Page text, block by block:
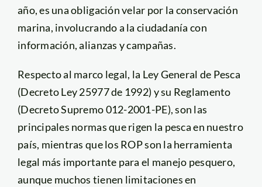
año, es una obligación velar por la conservación
marina, involucrando a la ciudadanía con
información, alianzas y campañas.
Respecto al marco legal, la Ley General de Pesca
(Decreto Ley 25977 de 1992) y su Reglamento
(Decreto Supremo 012-2001-PE), son las
principales normas que rigen la pesca en nuestro
país, mientras que los ROP son la herramienta
legal más importante para el manejo pesquero,
aunque muchos tienen limitaciones en